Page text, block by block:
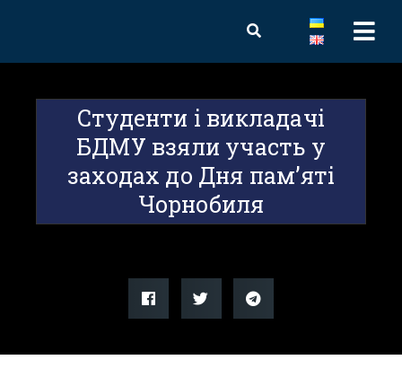
Студенти і викладачі
БДМУ взяли участь у
заходах до Дня пам’яті
Чорнобиля